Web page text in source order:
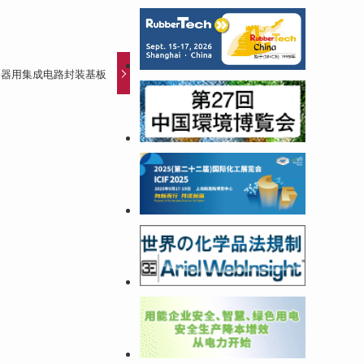
用集成电路封装基板